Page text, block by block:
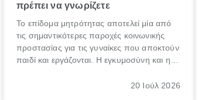
πρέπει να γνωρίζετε
Το επίδομα μητρότητας αποτελεί μία από
τις σημαντικότερες παροχές κοινωνικής
προστασίας για τις γυναίκες που αποκτούν
παιδί και εργάζονται. Η εγκυμοσύνη και η
σημαντική περίοδος στη ζωή κάθε20 Ιούλ 2026